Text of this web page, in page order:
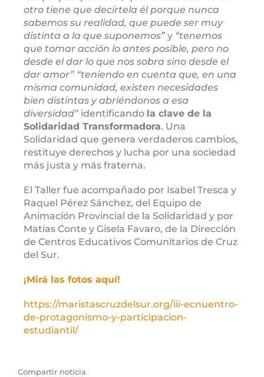
otro tiene que decírtela él porque nunca
sabemos su realidad, que puede ser muy
distinta a la que suponemos” y “tenemos
que tomar acción lo antes posible, pero no
desde el dar lo que nos sobra sino desde el
dar amor” “teniendo en cuenta que, en una
misma comunidad, existen necesidades
bien distintas y abriéndonos a esa
diversidad” identificando la clave de la
Solidaridad Transformadora. Una
Solidaridad que genera verdaderos cambios,
restituye derechos y lucha por una sociedad
más justa y más fraterna.
El Taller fue acompañado por Isabel Tresca y
Raquel Pérez Sánchez, del Equipo de
Animación Provincial de la Solidaridad y por
Matías Conte y Gisela Favaro, de la Dirección
de Centros Educativos Comunitarios de Cruz
del Sur.
¡Mirá las fotos aquí!
https://maristascruzdelsur.org/iii-ecnuentro-
de-protagonismo-y-participacion-
estudiantil/
Compartir noticia